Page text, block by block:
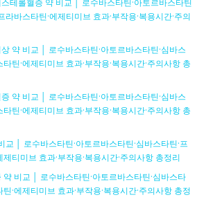
라바스타틴·에제티미브 효과·부작용·복용시간·주의
약 비교 │ 로수바스타틴·아토르바스타틴·심바스
타틴·에제티미브 효과·부작용·복용시간·주의사항 총
약 비교 │ 로수바스타틴·아토르바스타틴·심바스
타틴·에제티미브 효과·부작용·복용시간·주의사항 총
교 │ 로수바스타틴·아토르바스타틴·심바스타틴·프
제티미브 효과·부작용·복용시간·주의사항 총정리
약 비교 │ 로수바스타틴·아토르바스타틴·심바스타
틴·에제티미브 효과·부작용·복용시간·주의사항 총정